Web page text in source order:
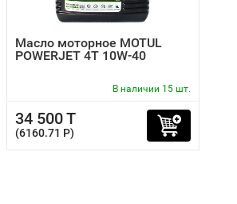
Масло моторное MOTUL
POWERJET 4T 10W-40
В наличии 15 шт.
34 500 T
(6160.71 P)